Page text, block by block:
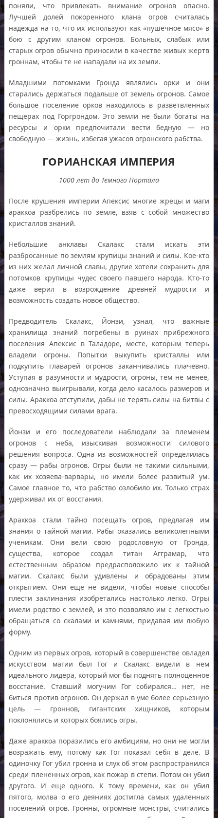
поняли, что привлекать внимание огронов опасно.
Лучшей долей покоренного клана огров считалась
надежда на то, что их используют как «пушечное мясо» в
бою с другим кланом огронов. Больных, слабых или
старых огров обычно приносили в качестве живых жертв
гроннам, чтобы те не нападали на их земли.
Младшими потомками Гронда являлись орки и они
старались держаться подальше от земель огронов. Самое
большое поселение орков находилось в разветвленных
пещерах под Горгрондом. Это земли не были богаты на
ресурсы и орки предпочитали вести бедную — но
свободную — жизнь, избегая ужасов огронского рабства.
ГОРИАНСКАЯ ИМПЕРИЯ
1000 лет до Темного Портала
После крушения империи Апексис многие жрецы и маги
араккоа разбрелись по земле, взяв с собой множество
кристаллов знаний.
Небольшие анклавы Скалакс стали искать эти
разбросанные по землям крупицы знаний и силы. Кое-кто
из них желал личной славы, другие хотели сохранить для
потомков крупицы чудес своего павшего народа. Кто-то
даже верил в возрождение древней мудрости и
возможность создать новое общество.
Предводитель Скалакс, Йонзи, узнал, что важные
хранилища знаний погребены в руинах прибрежного
поселения Апексис в Таладоре, месте, которым теперь
владели огроны. Попытки выкупить кристаллы или
подкупить главарей огронов заканчивались плачевно.
Уступая в разумности и мудрости, огроны, тем не менее,
однозначно выигрывали, когда дело касалось размеров и
силы. Араккоа отступили, дабы не терять силы на битвы с
превосходящими силами врага.
Йонзи и его последователи наблюдали за племенем
огронов с неба, изыскивая возможности силового
решения вопроса. Одна из возможностей определилась
сразу — рабы огронов. Огры были не такими сильными,
как их хозяева-варвары, но имели более развитый ум.
Самое главное то, что рабство озлобило их. Только страх
удерживал их от восстания.
Араккоа стали тайно посещать огров, предлагая им
знания о тайной магии. Рабы оказались великолепными
ученикам. Они вели свою родословную от Гронда,
существа, которое создал титан Агграмар, что
естественным образом предрасположило их к тайной
магии. Скалакс были удивлены и обрадованы этим
открытием. Они еще не видели, чтобы новые способы
плести заклинания изобретались настолько легко. Огры
имели родство с землей, и это позволяло им с легкостью
обращаться со скалами и камнями, придавая им любую
форму.
Одним из первых огров, который в совершенстве овладел
искусством магии был Гог и Скалакс видели в нем
идеального лидера, который мог бы поднять полноценное
восстание. Ставший могучим Гог собирался… нет, не
биться против огронов. Он держал в уме более серьезную
цель — гроннов, гигантских хищников, которым
поклонялись и которых боялись огры.
Даже араккоа поразились его амбициям, но они не могли
возражать ему, потому как Гог показал себя в деле. В
одиночку Гог убил гронна и слух об этом распространился
среди плененных огров, как пожар в степи. Потом он убил
другого. И еще одного. К тому времени, как он убил
пятого, молва о его деяниях достигла самых удаленных
поселений огров. Гронны, огромные монстры, считались